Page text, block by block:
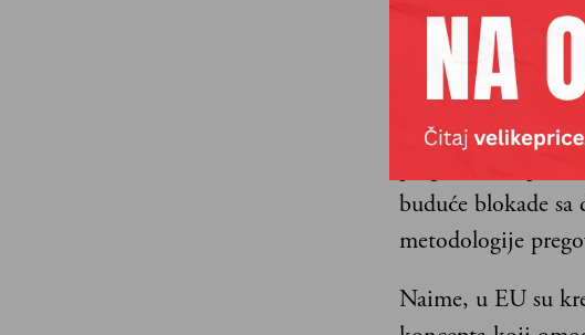
sprovode
realizuju evropsku
U EU su pronašli
buduće blokade
metodologije
Naime, u EU su